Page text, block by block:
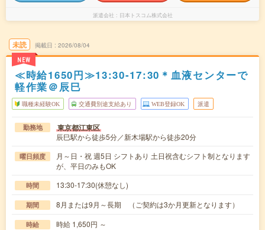
派遣会社 日本トスコム株式会社
未読
NEW
掲載日 2026/08/04
≪時給1650円≫13:30-17:30＊血液センターで
軽作業＠辰巳
職種未経験OK 交通費別途支給あり WEB登録OK 派遣
勤務地 東京都江東区
辰巳駅から徒歩5分／新木場駅から徒歩20分
曜日頻度
月～日・祝 週5日 シフトあり 土日祝含むシフト制となります
が、平日のみもOK
時間 13:30-17:30(休憩なし)
期間 8月または9月～長期 （ご契約は3か月更新となります）
時給 時給 1,650円 ～